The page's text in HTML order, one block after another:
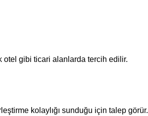
otel gibi ticari alanlarda tercih edilir.
kolaylığı sunduğu için talep görür.